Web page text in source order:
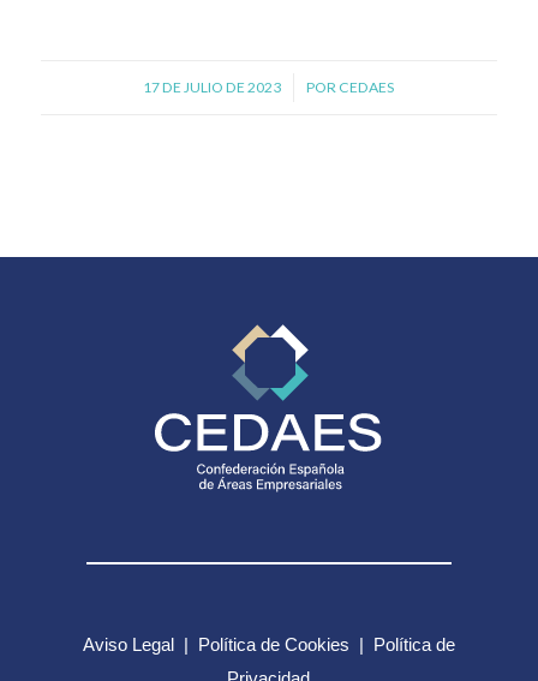
17 DE JULIO DE 2023
/ POR CEDAES
Aviso Legal| Política de Cookies | Política de